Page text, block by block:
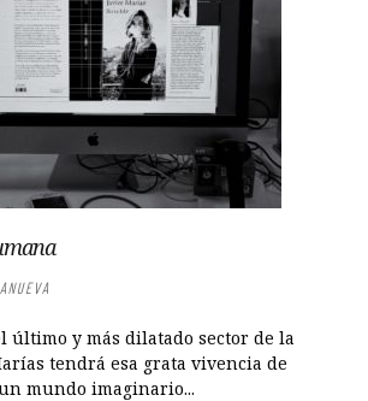
último y más dilatado sector de la
tendrá esa grata vivencia de
mundo imaginario...